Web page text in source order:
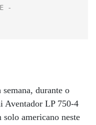
durante o
Aventador LP 750-4
solo americano neste